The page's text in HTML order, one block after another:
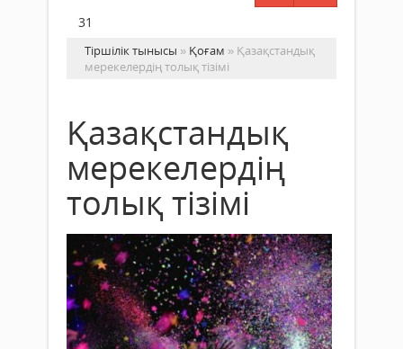
31
Тіршілік тынысы » Қоғам » Қазақстандық
мерекелердің толық тізімі
Қазақстандық
мерекелердің
толық тізімі